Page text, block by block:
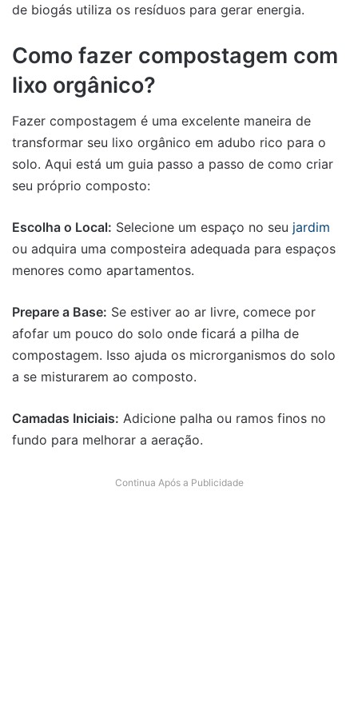
de biogás utiliza os resíduos para gerar energia.
Como fazer compostagem com
lixo orgânico?
Fazer compostagem é uma excelente maneira de
transformar seu lixo orgânico em adubo rico para o
solo. Aqui está um guia passo a passo de como criar
seu próprio composto:
Escolha o Local: Selecione um espaço no seu jardim
ou adquira uma composteira adequada para espaços
menores como apartamentos.
Prepare a Base: Se estiver ao ar livre, comece por
afofar um pouco do solo onde ficará a pilha de
compostagem. Isso ajuda os microrganismos do solo
a se misturarem ao composto.
Camadas Iniciais: Adicione palha ou ramos finos no
fundo para melhorar a aeração.
Continua Após a Publicidade